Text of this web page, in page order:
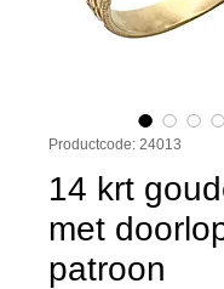
Productcode: 24013
14 krt
met
patroon